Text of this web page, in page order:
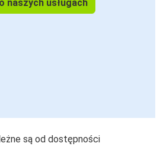
naszych usługach
są od dostępności